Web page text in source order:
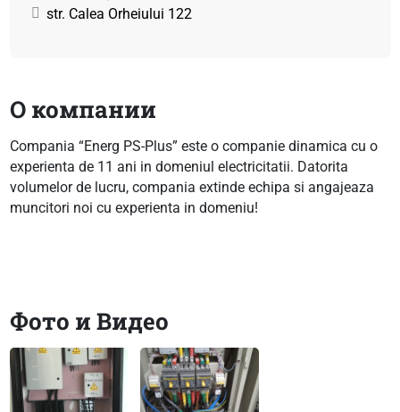
str. Calea Orheiului 122
О компании
Compania “Energ PS-Plus” este o companie dinamica cu o
experienta de 11 ani in domeniul electricitatii. Datorita
volumelor de lucru, compania extinde echipa si angajeaza
muncitori noi cu experienta in domeniu!
Фото и Видео